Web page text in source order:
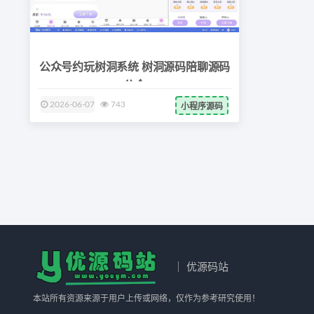
公众号约玩树洞系统 树洞源码陪聊源码
2026-06-07 743 小程序源码
｜ 优源码站
本站所有资源来源于用户上传或网络，仅作为参考研究使用！